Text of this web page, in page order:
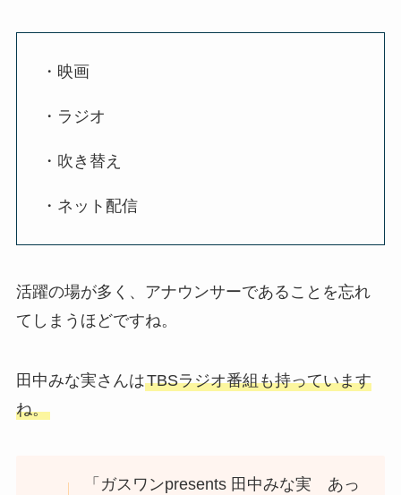
・映画
・ラジオ
・吹き替え
・ネット配信
活躍の場が多く、アナウンサーであることを忘れ
てしまうほどですね。
田中みな実さんはTBSラジオ番組も持っています
ね。
「ガスワンpresents 田中みな実 あっ